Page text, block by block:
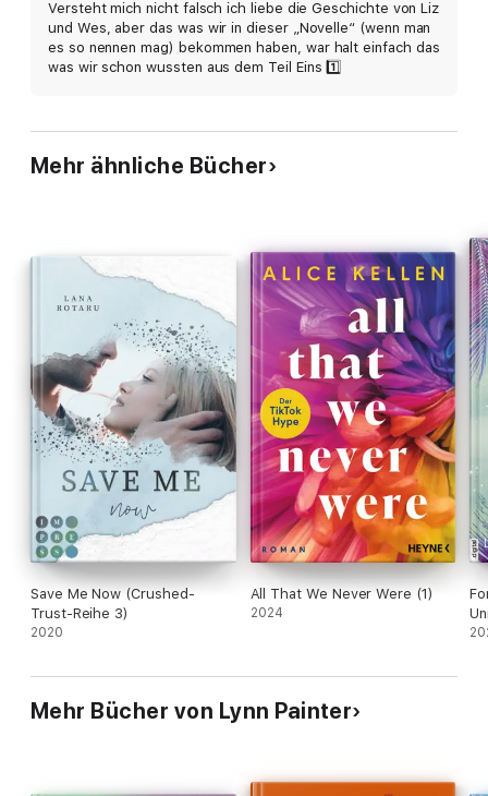
Versteht mich nicht falsch ich liebe die Geschichte von Liz
und Wes, aber das was wir in dieser „Novelle“ (wenn man
es so nennen mag) bekommen haben, war halt einfach das
was wir schon wussten aus dem Teil Eins 1️⃣
Mehr ähnliche Bücher
Save Me Now (Crushed-
Trust-Reihe 3)
2020
All That We Never Were (1)
2024
Mehr Bücher von Lynn Painter